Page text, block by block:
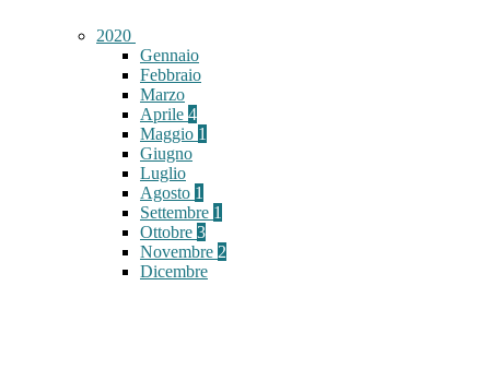
2020
Gennaio
Febbraio
Marzo
Aprile 4
Maggio 1
Giugno
Luglio
Agosto 1
Settembre 1
Ottobre 3
Novembre 2
Dicembre